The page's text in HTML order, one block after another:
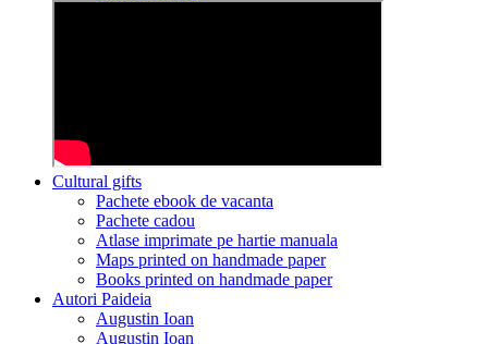
Cultural gifts
Pachete ebook de vacanta
Pachete cadou
Atlase imprimate pe hartie manuala
Maps printed on handmade paper
Books printed on handmade paper
Autori Paideia
Augustin Ioan
Augustin Ioan